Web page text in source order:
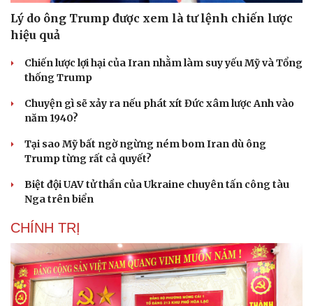
Lý do ông Trump được xem là tư lệnh chiến lược
hiệu quả
Chiến lược lợi hại của Iran nhằm làm suy yếu Mỹ và Tổng
thống Trump
Chuyện gì sẽ xảy ra nếu phát xít Đức xâm lược Anh vào
năm 1940?
Tại sao Mỹ bất ngờ ngừng ném bom Iran dù ông
Trump từng rất cả quyết?
Biệt đội UAV tử thần của Ukraine chuyên tấn công tàu
Nga trên biển
CHÍNH TRỊ